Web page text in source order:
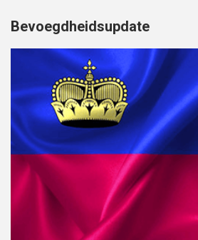
Bevoegdheidsupdate